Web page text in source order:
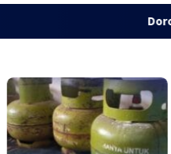
Dorong